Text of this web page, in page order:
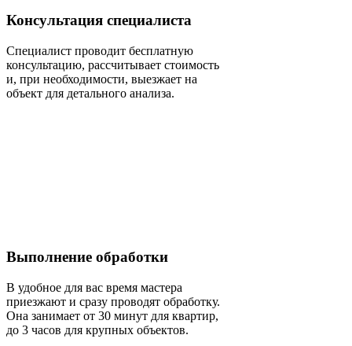
Консультация специалиста
Специалист проводит бесплатную
консультацию, рассчитывает стоимость
и, при необходимости, выезжает на
объект для детального анализа.
Выполнение обработки
В удобное для вас время мастера
приезжают и сразу проводят обработку.
Она занимает от 30 минут для квартир,
до 3 часов для крупных объектов.